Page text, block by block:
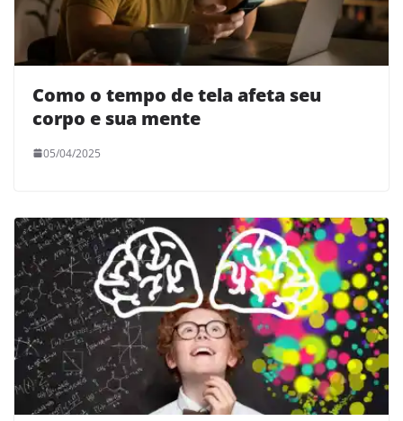
Como o tempo de tela afeta seu
corpo e sua mente
05/04/2025